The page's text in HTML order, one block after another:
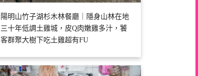
陽明山竹子湖杉木林餐廳｜隱身山林在地
三十年低調土雞城，皮Q肉嫩雞多汁，饕
客群聚大樹下吃土雞超有FU